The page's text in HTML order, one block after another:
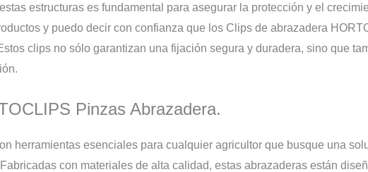
estructuras es fundamental para asegurar la protección y el
y puedo decir con confianza que los Clips de abrazadera
clips no sólo garantizan una fijación segura y duradera, sino que
Pinzas Abrazadera.
herramientas esenciales para cualquier agricultor que busque una
con materiales de alta calidad, estas abrazaderas están